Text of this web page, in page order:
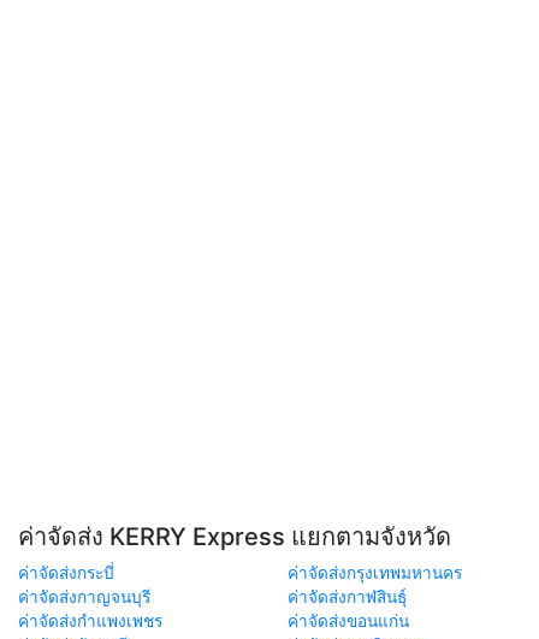
ค่าจัดส่ง KERRY Express แยกตามจังหวัด
ค่าจัดส่งกระบี่
ค่าจัดส่งกรุงเทพมหานคร
ค่าจัดส่งกาญจนบุรี
ค่าจัดส่งกาฬสินธุ์
ค่าจัดส่งกำแพงเพชร
ค่าจัดส่งขอนแก่น